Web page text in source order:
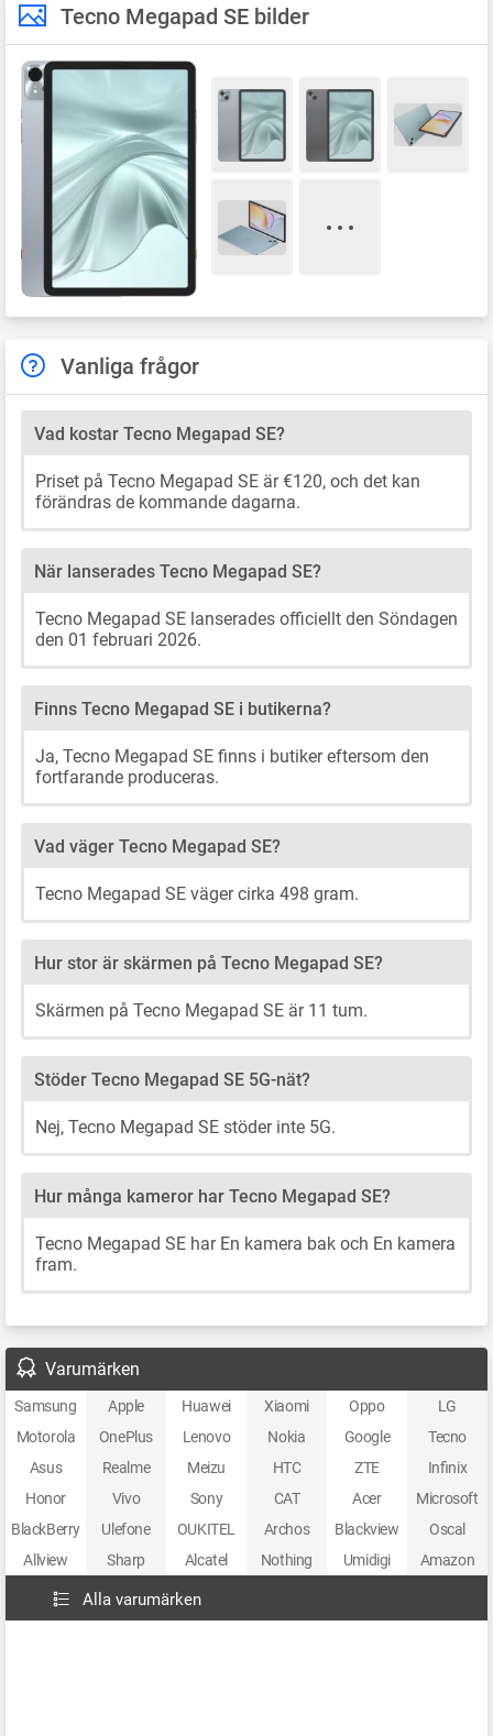
Tecno Megapad SE bilder
Vanliga frågor
Vad kostar Tecno Megapad SE?
Priset på Tecno Megapad SE är €120, och det kan
förändras de kommande dagarna.
När lanserades Tecno Megapad SE?
Tecno Megapad SE lanserades officiellt den Söndagen
den 01 februari 2026.
Finns Tecno Megapad SE i butikerna?
Ja, Tecno Megapad SE finns i butiker eftersom den
fortfarande produceras.
Vad väger Tecno Megapad SE?
Tecno Megapad SE väger cirka 498 gram.
Hur stor är skärmen på Tecno Megapad SE?
Skärmen på Tecno Megapad SE är 11 tum.
Stöder Tecno Megapad SE 5G-nät?
Nej, Tecno Megapad SE stöder inte 5G.
Hur många kameror har Tecno Megapad SE?
Tecno Megapad SE har En kamera bak och En kamera
fram.
Varumärken
Samsung Apple Huawei Xiaomi Oppo
LG
Motorola
OnePlus Lenovo Nokia Google
Tecno
Asus
Realme Meizu HTC ZTE
Infinix
Honor
Vivo Sony CAT Acer
Microsoft
BlackBerry
Ulefone OUKITEL Archos Blackview
Oscal
Allview
Sharp Alcatel Nothing Umidigi Amazon
Alla varumärken